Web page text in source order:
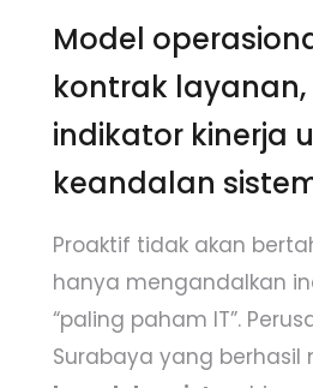
Model
kontrak layanan,
indikator kinerja
keandalan
Proaktif tidak akan
hanya mengandalkan
“paling paham IT”.
Surabaya yang berhasil